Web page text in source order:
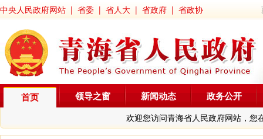
中央人民政府网站 | 省委 | 省人大 | 省政府 | 省政协
首页
欢迎您访问青海省人民政府网站，您
领导之窗 新闻动态 政务公开